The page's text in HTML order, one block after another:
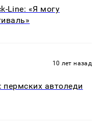
Line: «Я могу
10 лет назад
автоледи